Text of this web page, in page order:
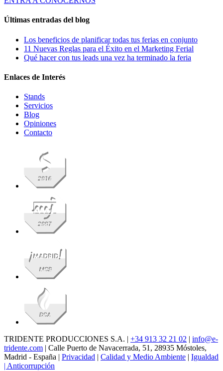
Últimas entradas del blog
Los beneficios de planificar todas tus ferias en conjunto
11 Nuevas Reglas para el Éxito en el Marketing Ferial
Qué hacer con tus leads una vez ha terminado la feria
Enlaces de Interés
Stands
Servicios
Blog
Opiniones
Contacto
TRIDENTE PRODUCCIONES S.A. | +34 913 32 21 02 | info@e-
tridente.com | Calle Puerto de Navacerrada, 51, 28935 Móstoles,
Madrid - España | Privacidad | Calidad y Medio Ambiente | Igualdad
| Anticorrupción